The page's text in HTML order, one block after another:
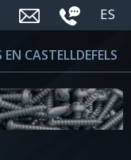
ES
CASTELLDEFELS